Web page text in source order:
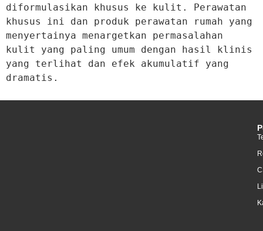
diformulasikan khusus ke kulit. Perawatan
khusus ini dan produk perawatan rumah yang
menyertainya menargetkan permasalahan
kulit yang paling umum dengan hasil klinis
yang terlihat dan efek akumulatif yang
dramatis.